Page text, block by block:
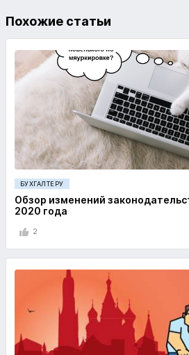
Похожие статьи
БУХГАЛТЕРУ
Обзор изменений
2020 года
2